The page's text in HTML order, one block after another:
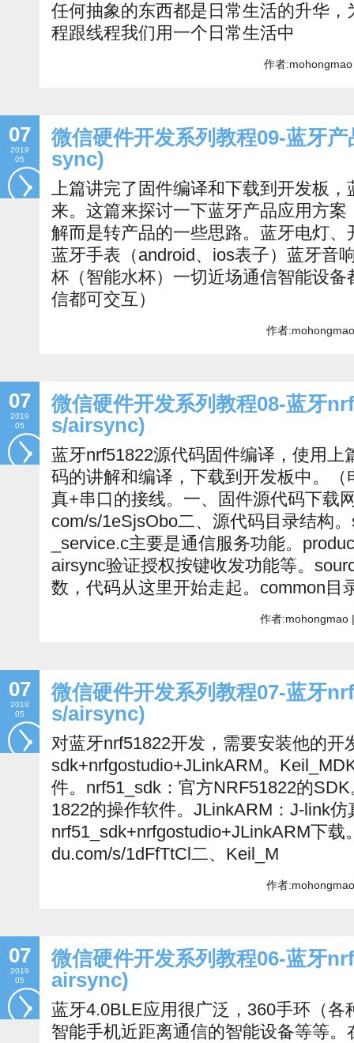
任何抽象的东西都是日常生活的升华
程跟线程我们用一个日常生活中
作者
07
2019
05
微信硬件开发系列教程09-蓝牙
sync)
上篇讲完了固件编译和下载到开发板
来。这篇来探讨一下蓝牙产品应用方
解而是转产品的一些思路。蓝牙电灯
蓝牙手表（android、ios表子）蓝牙音
杯（智能水杯）一切近场通信智能设
信都可交互）
作者
07
2019
05
微信硬件开发系列教程08-蓝牙
s/airsync)
蓝牙nrf51822源代码固件编译，使用上
码的讲解和编译，下载到开发板中。
真+串口的接线。一、固件源代码下载
com/s/1eSjsObo二、源代码目录结构
_service.c主要是通信服务功能。
airsync验证授权按键收发功能等。
数，代码从这里开始走起。common目
作者:mohongmao
07
2019
05
微信硬件开发系列教程07-蓝牙
s/airsync)
对蓝牙nrf51822开发，需要安装他的开
sdk+nrfgostudio+JLinkARM。
件。nrf51_sdk：官方NRF51822的
1822的操作软件。JLinkARM：J-link
nrf51_sdk+nrfgostudio+JLinkARM下载
du.com/s/1dFfTtCl二、Keil_M
作者
07
2019
05
微信硬件开发系列教程06-蓝牙
airsync)
蓝牙4.0BLE应用很广泛，360手环（各
智能手机近距离通信的智能设备等等